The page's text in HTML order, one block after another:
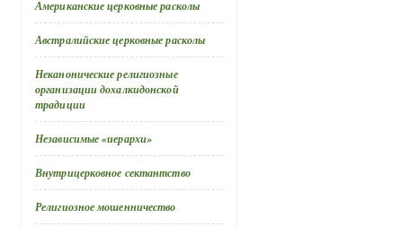
Американские церковные расколы
Австралийские церковные расколы
Неканонические религиозные
организации дохалкидонской
традиции
Независимые «иерархи»
Внутрицерковное сектантство
Религиозное мошенничество